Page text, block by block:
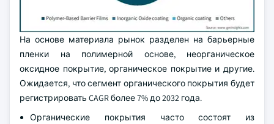
На основе материала рынок разделен на барьерные
пленки на полимерной основе, неорганическое
оксидное покрытие, органическое покрытие и другие.
Ожидается, что сегмент органического покрытия будет
регистрировать CAGR более 7% до 2032 года.
Органические покрытия часто состоят из